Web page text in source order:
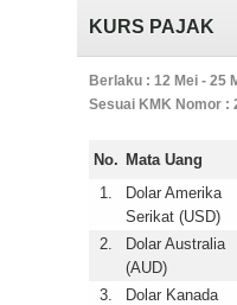
KURS PAJAK
Berlaku : 12 Mei - 25
Sesuai KMK Nomor :
No. Mata Uang
1.
Dolar Amerika
Serikat (USD)
2.
Dolar Australia
(AUD)
3.
Dolar Kanada